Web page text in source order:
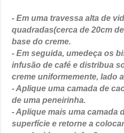
- Em uma travessa alta de
quadradas(cerca de 20cm
base do creme.
- Em seguida, umedeça os
infusão de café e distribua
creme uniformemente, lado
- Aplique uma camada de
de uma peneirinha.
- Aplique mais uma camada
superfície e retorne a